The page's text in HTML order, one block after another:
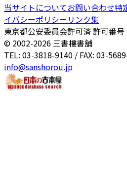
当サイトについてお問い合わせ特
イバシーポリシー リンク集
東京都公安委員会許可済 許可番
© 2002-2026 三書樓書舗
TEL: 03-3818-9140 / FAX: 03-
info@sanshorou.jp